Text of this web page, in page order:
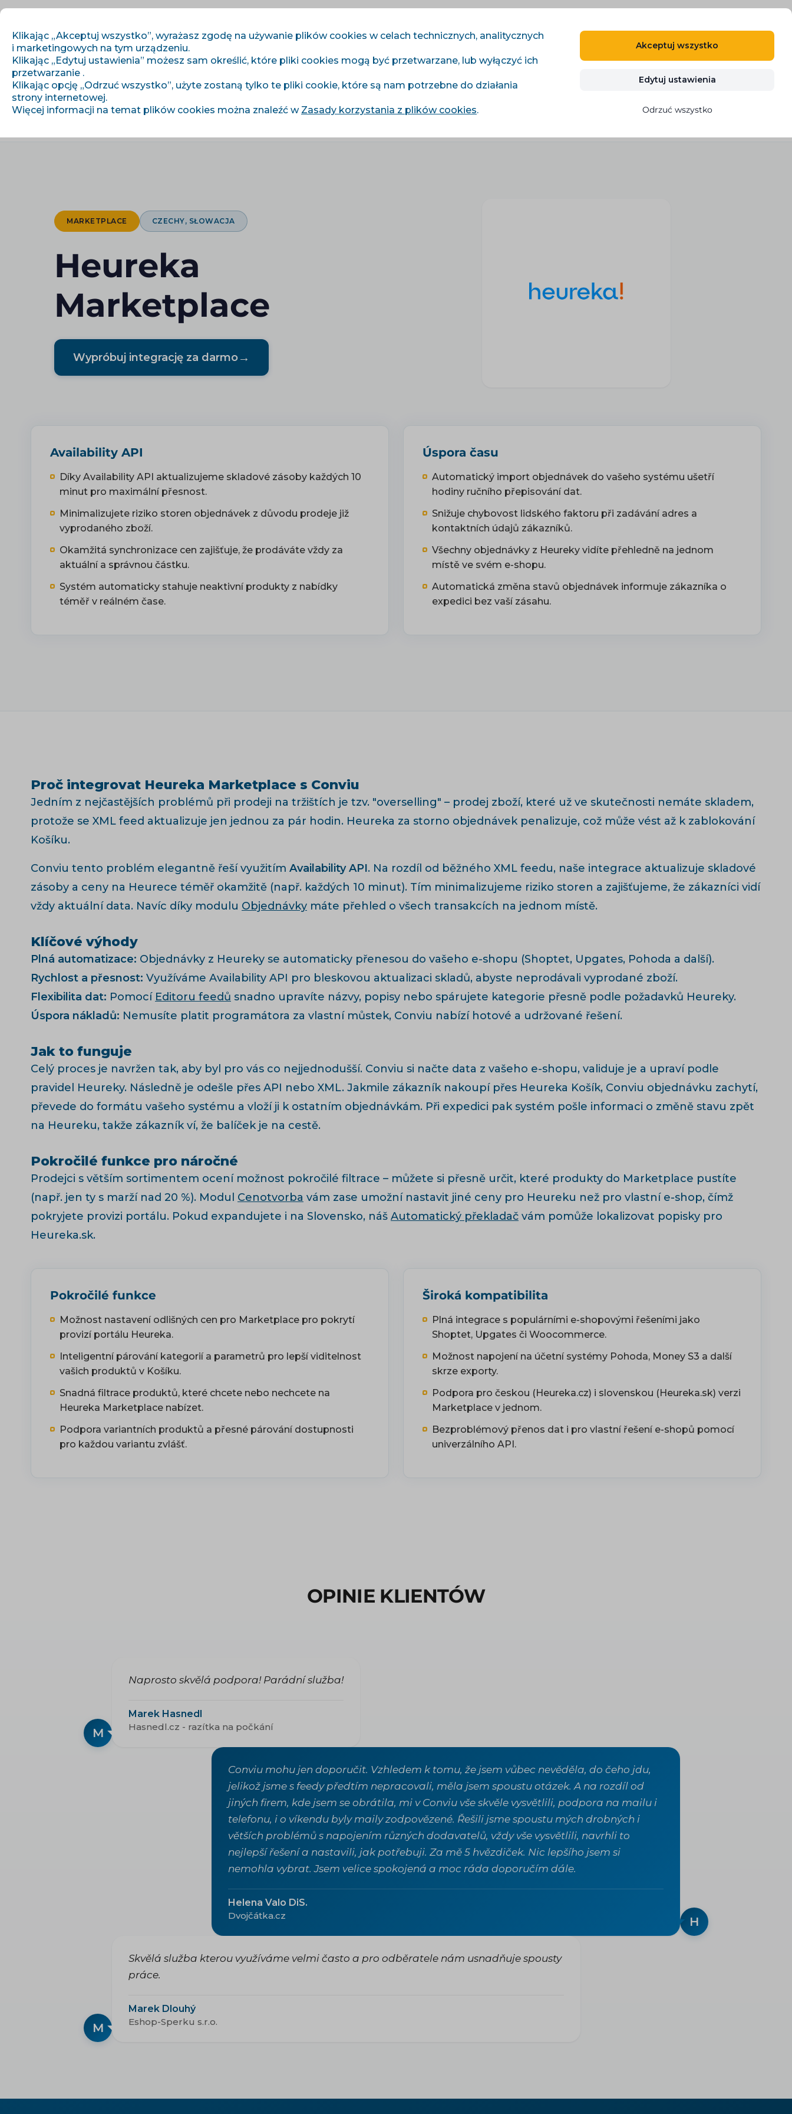
WYPRÓBUJ ZA DARMO
MARKETPLACE CZECHY, SŁOWACJA
Heureka
Marketplace
Wypróbuj integrację za darmo→
Availability API
Díky Availability API aktualizujeme skladové zásoby každých 10
minut pro maximální přesnost.
Minimalizujete riziko storen objednávek z důvodu prodeje již
vyprodaného zboží.
Okamžitá synchronizace cen zajišťuje, že prodáváte vždy za
aktuální a správnou částku.
Systém automaticky stahuje neaktivní produkty z nabídky
téměř v reálném čase.
Úspora času
Automatický import objednávek do vašeho systému ušetří
hodiny ručního přepisování dat.
Snižuje chybovost lidského faktoru při zadávání adres a
kontaktních údajů zákazníků.
Všechny objednávky z Heureky vidíte přehledně na jednom
místě ve svém e-shopu.
Automatická změna stavů objednávek informuje zákazníka o
expedici bez vaší zásahu.
Proč integrovat Heureka Marketplace s Conviu
Jedním z nejčastějších problémů při prodeji na tržištích je tzv. "overselling" – prodej zboží, které už ve skutečnosti nemáte skladem,
protože se XML feed aktualizuje jen jednou za pár hodin. Heureka za storno objednávek penalizuje, což může vést až k zablokování
Košíku.
Conviu tento problém elegantně řeší využitím Availability API. Na rozdíl od běžného XML feedu, naše integrace aktualizuje skladové
zásoby a ceny na Heurece téměř okamžitě (např. každých 10 minut). Tím minimalizujeme riziko storen a zajišťujeme, že zákazníci vidí
vždy aktuální data. Navíc díky modulu Objednávky máte přehled o všech transakcích na jednom místě.
Klíčové výhody
Plná automatizace: Objednávky z Heureky se automaticky přenesou do vašeho e-shopu (Shoptet, Upgates, Pohoda a další).
Rychlost a přesnost: Využíváme Availability API pro bleskovou aktualizaci skladů, abyste neprodávali vyprodané zboží.
Flexibilita dat: Pomocí Editoru feedů snadno upravíte názvy, popisy nebo spárujete kategorie přesně podle požadavků Heureky.
Úspora nákladů: Nemusíte platit programátora za vlastní můstek, Conviu nabízí hotové a udržované řešení.
Jak to funguje
Celý proces je navržen tak, aby byl pro vás co nejjednodušší. Conviu si načte data z vašeho e-shopu, validuje je a upraví podle
pravidel Heureky. Následně je odešle přes API nebo XML. Jakmile zákazník nakoupí přes Heureka Košík, Conviu objednávku zachytí,
převede do formátu vašeho systému a vloží ji k ostatním objednávkám. Při expedici pak systém pošle informaci o změně stavu zpět
na Heureku, takže zákazník ví, že balíček je na cestě.
Pokročilé funkce pro náročné
Prodejci s větším sortimentem ocení možnost pokročilé filtrace – můžete si přesně určit, které produkty do Marketplace pustíte
(např. jen ty s marží nad 20 %). Modul Cenotvorba vám zase umožní nastavit jiné ceny pro Heureku než pro vlastní e-shop, čímž
pokryjete provizi portálu. Pokud expandujete i na Slovensko, náš Automatický překladač vám pomůže lokalizovat popisky pro
Heureka.sk.
Pokročilé funkce
Možnost nastavení odlišných cen pro Marketplace pro pokrytí
provizí portálu Heureka.
Inteligentní párování kategorií a parametrů pro lepší viditelnost
vašich produktů v Košíku.
Snadná filtrace produktů, které chcete nebo nechcete na
Heureka Marketplace nabízet.
Podpora variantních produktů a přesné párování dostupnosti
pro každou variantu zvlášť.
Široká kompatibilita
Plná integrace s populárními e-shopovými řešeními jako
Shoptet, Upgates či Woocommerce.
Možnost napojení na účetní systémy Pohoda, Money S3 a další
skrze exporty.
Podpora pro českou (Heureka.cz) i slovenskou (Heureka.sk) verzi
Marketplace v jednom.
Bezproblémový přenos dat i pro vlastní řešení e-shopů pomocí
univerzálního API.
OPINIE KLIENTÓW
M
Naprosto skvělá podpora! Parádní služba!
Marek Hasnedl
Hasnedl.cz - razítka na počkání
H
Conviu mohu jen doporučit. Vzhledem k tomu, že jsem vůbec nevěděla, do čeho jdu,
jelikož jsme s feedy předtím nepracovali, měla jsem spoustu otázek. A na rozdíl od
jiných firem, kde jsem se obrátila, mi v Conviu vše skvěle vysvětlili, podpora na mailu i
telefonu, i o víkendu byly maily zodpovězené. Řešili jsme spoustu mých drobných i
větších problémů s napojením různých dodavatelů, vždy vše vysvětlili, navrhli to
nejlepší řešení a nastavili, jak potřebuji. Za mě 5 hvězdiček. Nic lepšího jsem si
nemohla vybrat. Jsem velice spokojená a moc ráda doporučím dále.
Helena Valo DiS.
Dvojčátka.cz
M
Skvělá služba kterou využíváme velmi často a pro odběratele nám usnadňuje spousty
práce.
Marek Dlouhý
Eshop-Sperku s.r.o.
Klikając „Akceptuj wszystko”, wyrażasz zgodę na używanie plików cookies w celach technicznych, analitycznych
i marketingowych na tym urządzeniu.
Klikając „Edytuj ustawienia” możesz sam określić, które pliki cookies mogą być przetwarzane, lub wyłączyć ich
przetwarzanie .
Klikając opcję „Odrzuć wszystko”, użyte zostaną tylko te pliki cookie, które są nam potrzebne do działania
strony internetowej.
Więcej informacji na temat plików cookies można znaleźć w Zasady korzystania z plików cookies.
Akceptuj wszystko
Edytuj ustawienia
Odrzuć wszystko